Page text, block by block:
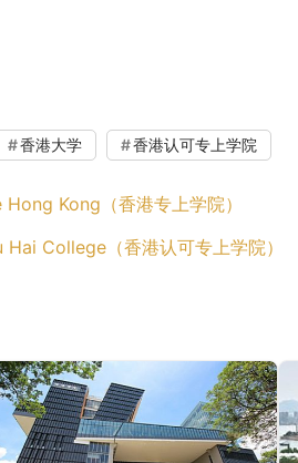
香港大学 香港认可专上学院
Kong（香港专上学院）
College（香港认可专上学院）